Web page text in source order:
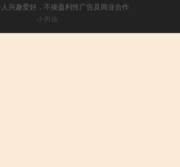
兴趣爱好，不接盈利性广告及商业合作
小男孩